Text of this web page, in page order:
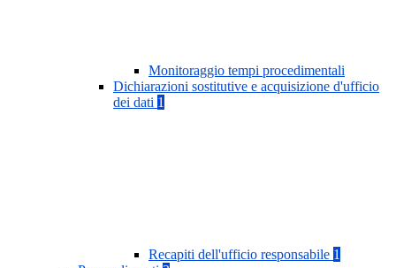
Monitoraggio tempi procedimentali
Dichiarazioni sostitutive e acquisizione d'ufficio
dei dati 1
Recapiti dell'ufficio responsabile 1